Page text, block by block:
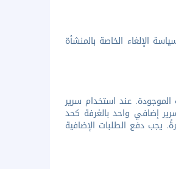
الإلغاء الخاصة بالمنشأة
من 6 سنوات عند استخدام الأسرّة الموجودة. عند استخدام سرير
إضافي واحد بالغرفة كحد
يجب دفع الطلبات الإضافية